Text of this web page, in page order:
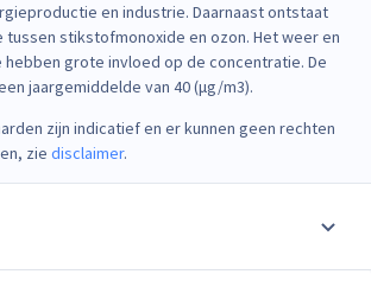
en industrie. Daarnaast ontstaat
tussen stikstofmonoxide en ozon. Het weer en
grote invloed op de concentratie. De
jaargemiddelde van 40 (μg/m3).
zijn indicatief en er kunnen geen rechten
zie disclaimer.